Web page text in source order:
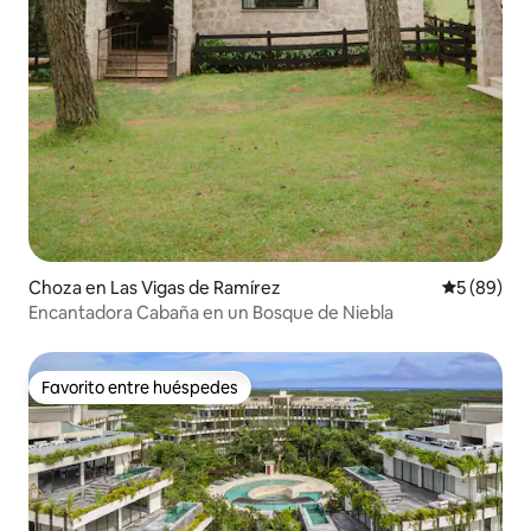
Choza en Las Vigas de Ramírez
5 (89)
Encantadora Cabaña en un Bosque de Niebla
Favorito entre huéspedes
Favorito entre huéspedes